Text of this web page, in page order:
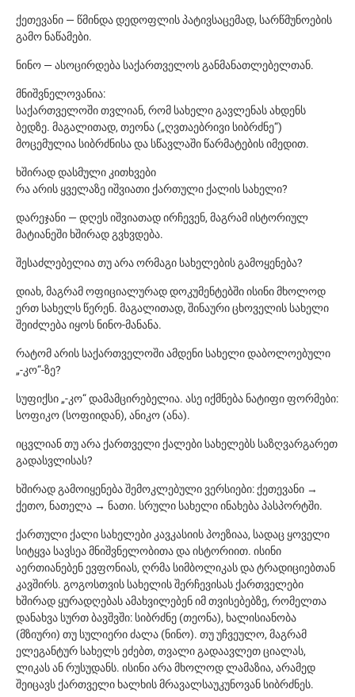
ქეთევანი — წმინდა დედოფლის პატივსაცემად, სარწმუნოების
გამო ნაწამები.
ნინო — ასოცირდება საქართველოს განმანათლებელთან.
მნიშვნელოვანია:
საქართველოში თვლიან, რომ სახელი გავლენას ახდენს
ბედზე. მაგალითად, თეონა („ღვთაებრივი სიბრძნე“)
მოცემულია სიბრძნისა და სწავლაში წარმატების იმედით.
ხშირად დასმული კითხვები
რა არის ყველაზე იშვიათი ქართული ქალის სახელი?
დარეჯანი — დღეს იშვიათად ირჩევენ, მაგრამ ისტორიულ
მატიანეში ხშირად გვხვდება.
შესაძლებელია თუ არა ორმაგი სახელების გამოყენება?
დიახ, მაგრამ ოფიციალურად დოკუმენტებში ისინი მხოლოდ
ერთ სახელს წერენ. მაგალითად, შინაური ცხოველის სახელი
შეიძლება იყოს ნინო-მანანა.
რატომ არის საქართველოში ამდენი სახელი დაბოლოებული
„-კო“-ზე?
სუფიქსი „-კო“ დამამცირებელია. ასე იქმნება ნატიფი ფორმები:
სოფიკო (სოფიიდან), ანიკო (ანა).
იცვლიან თუ არა ქართველი ქალები სახელებს საზღვარგარეთ
გადასვლისას?
ხშირად გამოიყენება შემოკლებული ვერსიები: ქეთევანი →
ქეთო, ნათელა → ნათი. სრული სახელი ინახება პასპორტში.
ქართული ქალი სახელები კავკასიის პოეზიაა, სადაც ყოველი
სიტყვა სავსეა მნიშვნელობითა და ისტორიით. ისინი
აერთიანებენ ევფონიას, ღრმა სიმბოლიკას და ტრადიციებთან
კავშირს. გოგოსთვის სახელის შერჩევისას ქართველები
ხშირად ყურადღებას ამახვილებენ იმ თვისებებზე, რომელთა
დანახვა სურთ ბავშვში: სიბრძნე (თეონა), ხალისიანობა
(მზიური) თუ სულიერი ძალა (ნინო). თუ უჩვეულო, მაგრამ
ელეგანტურ სახელს ეძებთ, თვალი გადაავლეთ ციალას,
ლიკას ან რუსუდანს. ისინი არა მხოლოდ ლამაზია, არამედ
შეიცავს ქართველი ხალხის მრავალსაუკუნოვან სიბრძნეს.